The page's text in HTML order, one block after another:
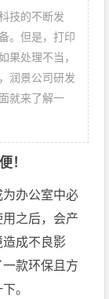
技的不断发
。但是，打印
果处理不当，
润景公司研发
就来了解一
！
办公室中必
之后，会产
成不良影
款环保且方
。